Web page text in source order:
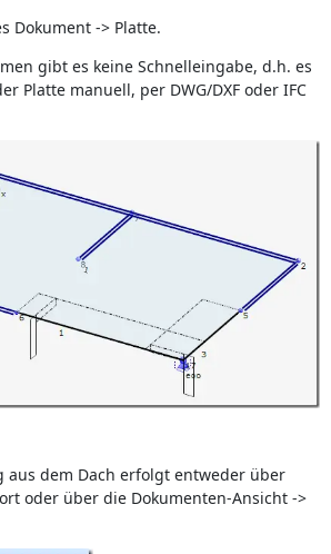
Dokument -> Platte.
gibt es keine Schnelleingabe, d.h. es
Platte manuell, per DWG/DXF oder IFC
aus dem Dach erfolgt entweder über
oder über die Dokumenten-Ansicht ->